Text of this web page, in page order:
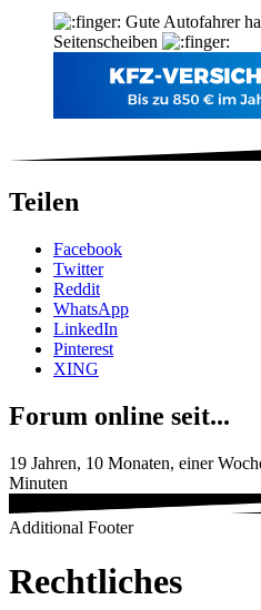
Gute Autofahrer
Seitenscheiben
Teilen
Facebook
Twitter
Reddit
WhatsApp
LinkedIn
Pinterest
XING
Forum online seit...
19 Jahren, 10 Monaten, einer
Minuten
Additional Footer
Rechtliches